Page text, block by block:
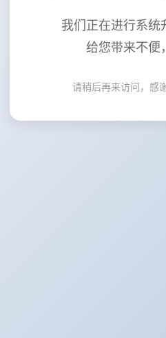
我们正在进行系统
给您带来不便
请稍后再来访问，感